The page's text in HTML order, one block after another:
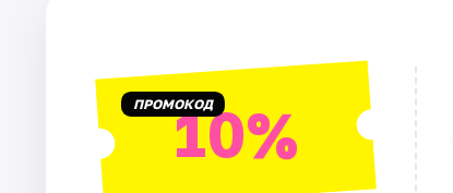
Артисты
Рейтинги
ПРОМОКОД10%